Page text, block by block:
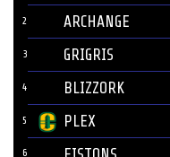
2 ARCHANGE
3 GRIGRIS
4 BLIZZORK
5 PLEX
6